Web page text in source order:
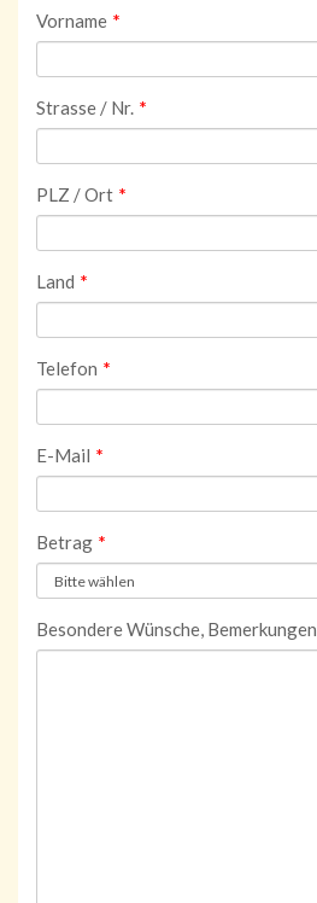
Vorname *
Strasse / Nr. *
PLZ / Ort *
Land *
Telefon *
E-Mail *
Betrag *
Besondere Wünsche, Bemerkungen